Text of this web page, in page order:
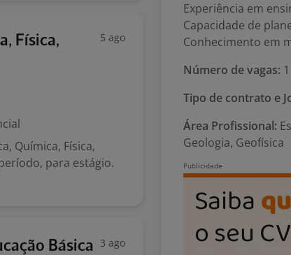
Física,
5 ago
Química, Física,
para estágio.
Básica 3 ago
Experiência em
Capacidade de
Conhecimento em
Número de vagas: 1
Tipo de contrato e
Área Profissional:
Geologia, Geofísica